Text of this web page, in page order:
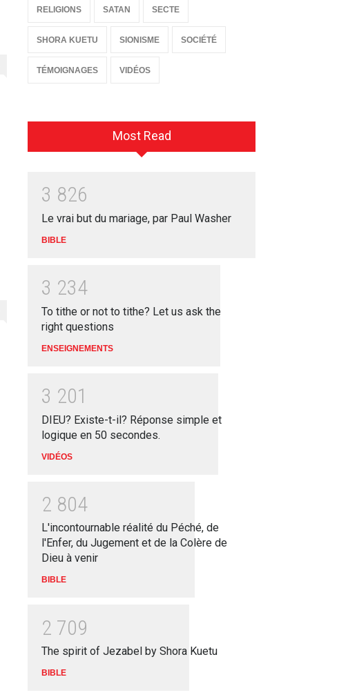
RELIGIONS SATAN SECTE
SHORA KUETU SIONISME SOCIÉTÉ
TÉMOIGNAGES VIDÉOS
Most Read
3 826
Le vrai but du mariage, par Paul Washer
BIBLE
3 234
To tithe or not to tithe? Let us ask the
right questions
ENSEIGNEMENTS
3 201
DIEU? Existe-t-il? Réponse simple et
logique en 50 secondes.
VIDÉOS
2 804
L'incontournable réalité du Péché, de
l'Enfer, du Jugement et de la Colère de
Dieu à venir
BIBLE
2 709
The spirit of Jezabel by Shora Kuetu
BIBLE